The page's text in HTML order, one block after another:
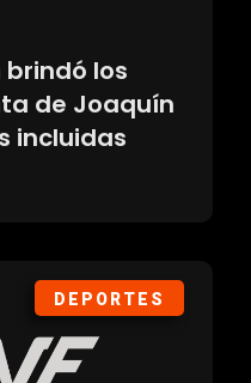
los
de Joaquín
incluidas
DEPORTES